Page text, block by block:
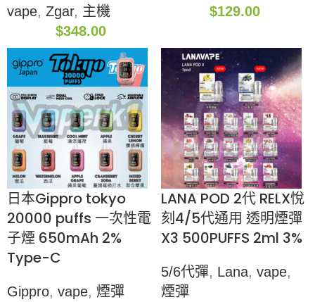
vape, Zgar, 主機
$348.00
$129.00
日本Gippro tokyo
20000 puffs 一次性電
子煙 650mAh 2%
Type-C
Gippro, vape, 煙彈
LANA POD 2代 RELX悅
刻4/5代通用 透明煙彈
X3 500PUFFS 2ml 3%
5/6代彈, Lana, vape,
煙彈